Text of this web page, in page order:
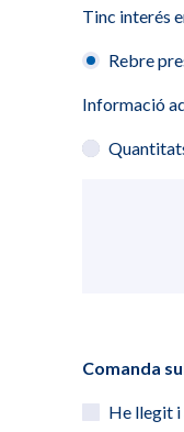
Tinc interés
Rebre
Informació
Comanda
He llegit